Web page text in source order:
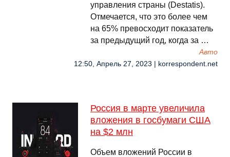
управления страны (Destatis).
Отмечается, что это более чем
на 65% превосходит показатель
за предыдущий год, когда за …
Авто
12:50, Апрель 27, 2023 | korrespondent.net
Россия в марте увеличила
вложения в госбумаги США
на $2 млн
Объем вложений России в